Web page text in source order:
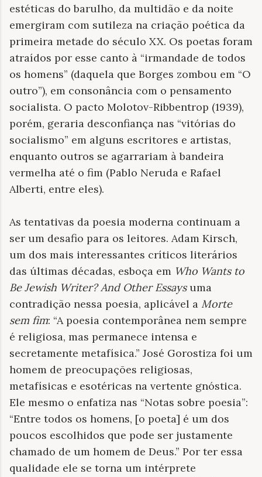
estéticas do barulho, da multidão e da noite
emergiram com sutileza na criação poética da
primeira metade do século XX. Os poetas foram
atraídos por esse canto à “irmandade de todos
os homens” (daquela que Borges zombou em “O
outro”), em consonância com o pensamento
socialista. O pacto Molotov-Ribbentrop (1939),
porém, geraria desconfiança nas “vitórias do
socialismo” em alguns escritores e artistas,
enquanto outros se agarrariam à bandeira
vermelha até o fim (Pablo Neruda e Rafael
Alberti, entre eles).
As tentativas da poesia moderna continuam a
ser um desafio para os leitores. Adam Kirsch,
um dos mais interessantes críticos literários
das últimas décadas, esboça em Who Wants to
Be Jewish Writer? And Other Essaysuma
contradição nessa poesia, aplicável a Morte
sem fim: “A poesia contemporânea nem sempre
é religiosa, mas permanece intensa e
secretamente metafísica.” José Gorostiza foi um
homem de preocupações religiosas,
metafísicas e esotéricas na vertente gnóstica.
Ele mesmo o enfatiza nas “Notas sobre poesia”:
“Entre todos os homens, [o poeta] é um dos
poucos escolhidos que pode ser justamente
chamado de um homem de Deus.” Por ter essa
qualidade ele se torna um intérprete